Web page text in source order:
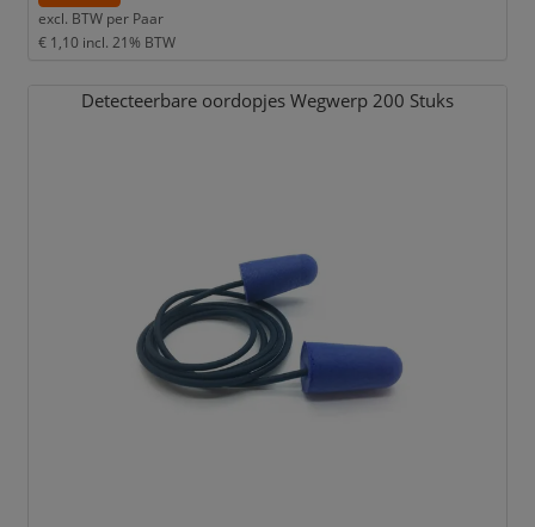
excl. BTW per Paar
€ 1,10 incl. 21% BTW
Detecteerbare oordopjes Wegwerp 200 Stuks